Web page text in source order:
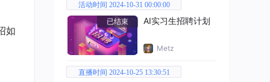
如
活动时间 2024-10-31 00:00:00
已结束
AI实习生招聘计划
Metz
直播时间 2024-10-25 13:30:51